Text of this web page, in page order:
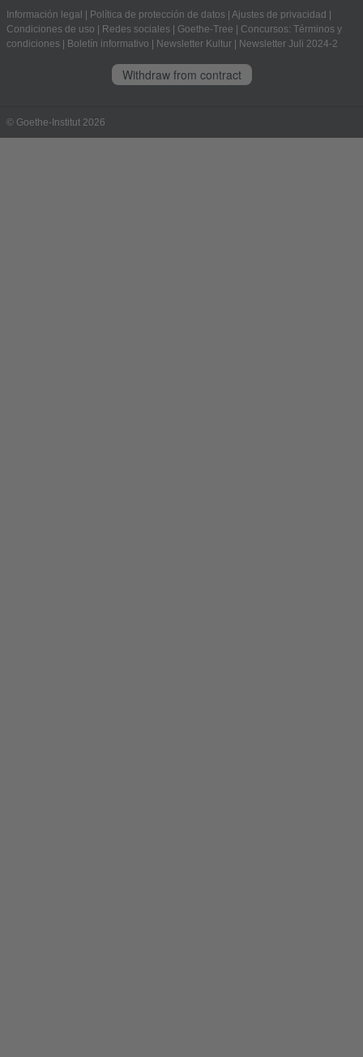
Información legal Política de protección de datos Ajustes de privacidad
Condiciones de uso
Redes sociales Goethe-Tree
Concursos: Términos y
condiciones
Boletín informativo Newsletter Kultur Newsletter Juli 2024-2
Withdraw from contract
© Goethe-Institut 2026